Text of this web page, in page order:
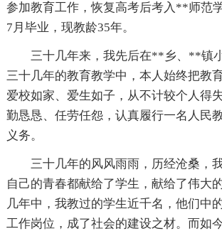
参加教育工作，恢复高考后考入**师范
7月毕业，现教龄35年。
三十几年来，我先后在**乡、**镇
三十几年的教育教学中，本人始终把教
爱校如家、爱生如子，从不计较个人得
勤恳恳、任劳任怨，认真履行一名人民
义务。
三十几年的风风雨雨，历经沧桑，
自己的青春都献给了学生，献给了伟大
几年中，我教过的学生近千名，他们中
工作岗位，成了社会的建设之材。而如